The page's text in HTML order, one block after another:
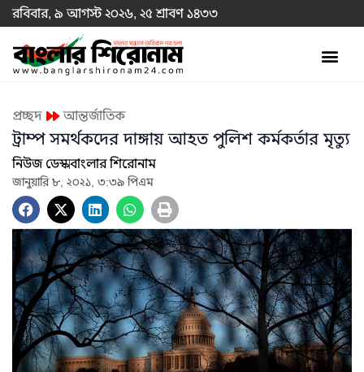
রবিবার, ৯ আগস্ট ২০২৬, ২৫ শ্রাবণ ১৪৩৩
প্রচ্ছদ আন্তর্জাতিক
ট্রাম্প সমর্থকদের দাঙ্গায় আহত পুলিশ কর্মকর্তার মৃত্যু
নিউজ ডেস্কবাংলার শিরোনাম
জানুয়ারি ৮, ২০২১, ৩:৩৯ পিএম